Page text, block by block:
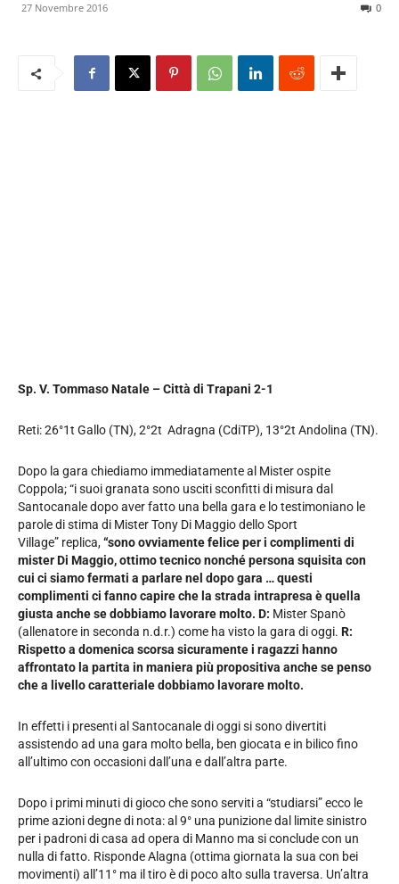
27 Novembre 2016 0
Sp. V. Tommaso Natale – Città di Trapani 2-1
Reti: 26°1t Gallo (TN), 2°2t Adragna (CdiTP), 13°2t Andolina (TN).
Dopo la gara chiediamo immediatamente al Mister ospite
Coppola; “i suoi granata sono usciti sconfitti di misura dal
Santocanale dopo aver fatto una bella gara e lo testimoniano le
parole di stima di Mister Tony Di Maggio dello Sport
Village” replica,“sono ovviamente felice per i complimenti di
mister Di Maggio, ottimo tecnico nonché persona squisita con
cui ci siamo fermati a parlare nel dopo gara … questi
complimenti ci fanno capire che la strada intrapresa è quella
giusta anche se dobbiamo lavorare molto. D: Mister Spanò
(allenatore in seconda n.d.r.) come ha visto la gara di oggi. R:
Rispetto a domenica scorsa sicuramente i ragazzi hanno
affrontato la partita in maniera più propositiva anche se penso
che a livello caratteriale dobbiamo lavorare molto.
In effetti i presenti al Santocanale di oggi si sono divertiti
assistendo ad una gara molto bella, ben giocata e in bilico fino
all’ultimo con occasioni dall’una e dall’altra parte.
Dopo i primi minuti di gioco che sono serviti a “studiarsi” ecco le
prime azioni degne di nota: al 9° una punizione dal limite sinistro
per i padroni di casa ad opera di Manno ma si conclude con un
nulla di fatto. Risponde Alagna (ottima giornata la sua con bei
movimenti) all’11° ma il tiro è di poco alto sulla traversa. Un’altra